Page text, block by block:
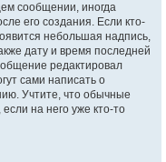
сообщении, иногда
его создания. Если кто-
небольшая надпись,
дату и время последней
редактировал
сами написать о
Учтите, что обычные
на него уже кто-то